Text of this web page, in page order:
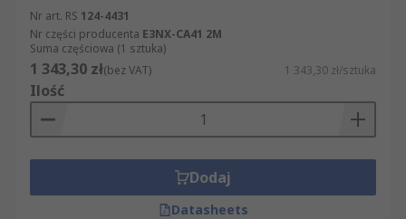
Nr art. RS 124-4431
Nr części producenta E3NX-CA41 2M
Suma częściowa (1 sztuka)
1 343,30 zł(bez VAT) 1 343,30 zł/sztuka
Ilość
Dodaj
Datasheets